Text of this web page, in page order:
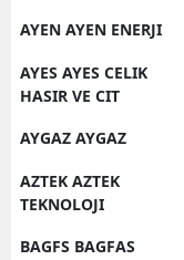
AYEN AYEN ENERJI
AYES AYES CELIK
HASIR VE CIT
AYGAZ AYGAZ
AZTEK AZTEK
TEKNOLOJI
BAGFS BAGFAS